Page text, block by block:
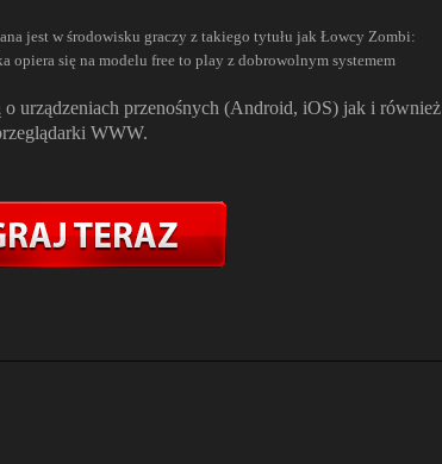
jest w środowisku graczy z takiego tytułu jak Łowcy Zombi:
opiera się na modelu free to play z dobrowolnym systemem
urządzeniach przenośnych (Android, iOS) jak i również
WWW.